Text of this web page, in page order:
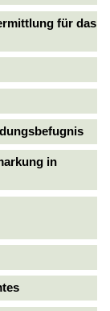
für das
in